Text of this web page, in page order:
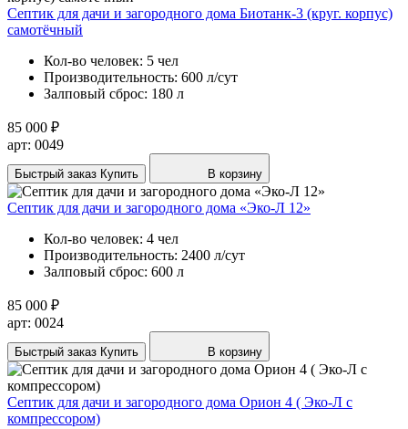
Септик для дачи и загородного дома Биотанк-3 (круг. корпус)
самотёчный
Кол-во человек: 5 чел
Производительность: 600 л/сут
Залповый сброс: 180 л
85 000 ₽
арт: 0049
Быстрый заказ Купить В корзину
Септик для дачи и загородного дома «Эко-Л 12»
Кол-во человек: 4 чел
Производительность: 2400 л/сут
Залповый сброс: 600 л
85 000 ₽
арт: 0024
Быстрый заказ Купить В корзину
Септик для дачи и загородного дома Орион 4 ( Эко-Л с
компрессором)